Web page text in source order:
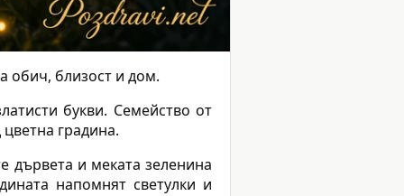
обич, близост и дом.
букви. Семейство от
градина.
дървета и меката зеленина
напомнят светулки и